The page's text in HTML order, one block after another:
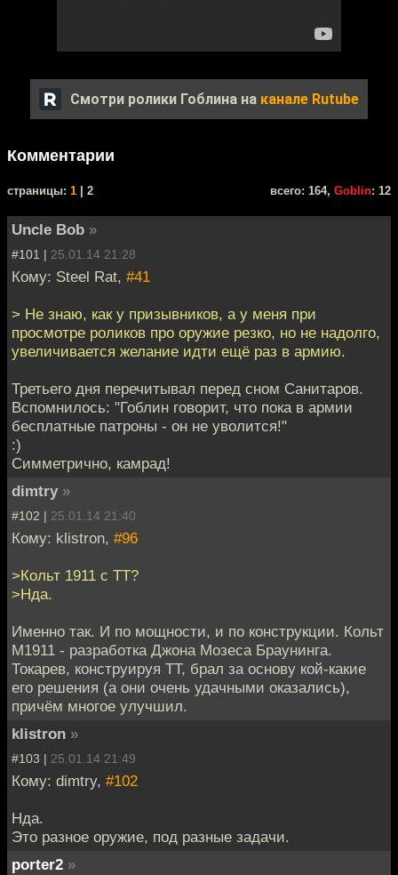
Смотри ролики Гоблина на канале Rutube
Комментарии
cтраницы: 1 | 2 всего: 164, Goblin: 12
Uncle Bob »
#101 | 25.01.14 21:28
Кому: Steel Rat, #41
> Не знаю, как у призывников, а у меня при
просмотре роликов про оружие резко, но не надолго,
увеличивается желание идти ещё раз в армию.
Третьего дня перечитывал перед сном Санитаров.
Вспомнилось: "Гоблин говорит, что пока в армии
бесплатные патроны - он не уволится!"
:)
Симметрично, камрад!
dimtry »
#102 | 25.01.14 21:40
Кому: klistron, #96
>Кольт 1911 с ТТ?
>Нда.
Именно так. И по мощности, и по конструкции. Кольт
М1911 - разработка Джона Мозеса Браунинга.
Токарев, конструируя ТТ, брал за основу кой-какие
его решения (а они очень удачными оказались),
причём многое улучшил.
klistron »
#103 | 25.01.14 21:49
Кому: dimtry, #102
Нда.
Это разное оружие, под разные задачи.
porter2 »